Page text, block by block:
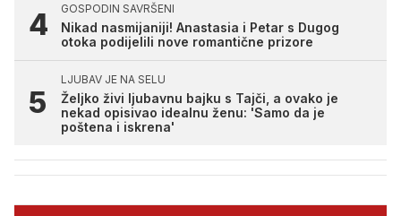
GOSPODIN SAVRŠENI
Nikad nasmijaniji! Anastasia i Petar s Dugog
otoka podijelili nove romantične prizore
LJUBAV JE NA SELU
Željko živi ljubavnu bajku s Tajči, a ovako je
nekad opisivao idealnu ženu: 'Samo da je
poštena i iskrena'